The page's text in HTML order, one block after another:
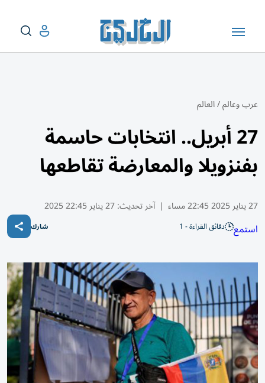
عرب وعالم/العالم
27 أبريل.. انتخابات حاسمة
بفنزويلا والمعارضة تقاطعها
27 يناير 2025 22:45 مساء | آخر تحديث:27 يناير 22:45 2025
استمع دقائق القراءة - 1 شارك